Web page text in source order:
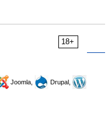
18+
Joomla,
Drupal,